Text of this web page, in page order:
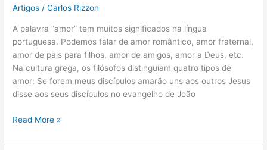
Artigos /Carlos Rizzon
A palavra “amor” tem muitos significados na língua
portuguesa. Podemos falar de amor romântico, amor fraternal,
amor de pais para filhos, amor de amigos, amor a Deus, etc.
Na cultura grega, os filósofos distinguiam quatro tipos de
amor: Se forem meus discípulos amarão uns aos outros Jesus
disse aos seus discípulos no evangelho de João
Read More »